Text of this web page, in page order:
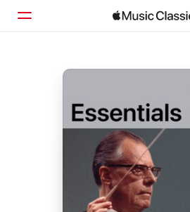
검색